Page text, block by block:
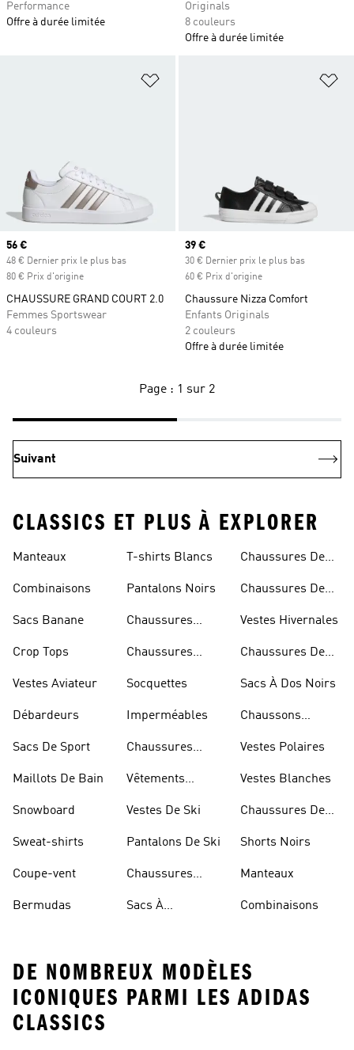
Performance
Offre à durée limitée
Originals
8 couleurs
Offre à durée limitée
Ajouter à la Liste de produits
Prix actuel
56 €
48 € Dernier prix le plus bas
80 € Prix d'origine
CHAUSSURE GRAND COURT 2.0
Femmes Sportswear
4 couleurs
Prix actuel
39 €
30 € Dernier prix le plus bas
60 € Prix d'origine
Chaussure Nizza Comfort
Enfants Originals
2 couleurs
Offre à durée limitée
Page : 1 sur 2
Suivant
CLASSICS ET PLUS À EXPLORER
Manteaux
Combinaisons
Sacs Banane
Crop Tops
Vestes Aviateur
Débardeurs
Sacs De Sport
Maillots De Bain
Snowboard
Sweat-shirts
Coupe-vent
Bermudas
T-shirts Blancs
Pantalons Noirs
Chaussures
Chaussures
Socquettes
Imperméables
Chaussures
Vêtements
Vestes De Ski
Pantalons De Ski
Chaussures
Sacs À
Chaussures De
Chaussures De
Vestes Hivernales
Chaussures De
Sacs À Dos Noirs
Chaussons
Vestes Polaires
Vestes Blanches
Chaussures De
Shorts Noirs
Manteaux
Combinaisons
DE NOMBREUX MODÈLES
ICONIQUES PARMI LES ADIDAS
CLASSICS